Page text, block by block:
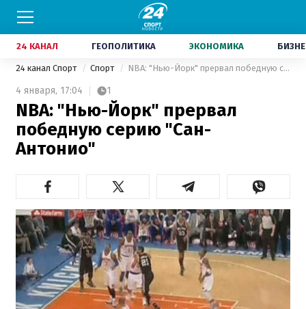
24 КАНАЛ ГЕОПОЛИТИКА ЭКОНОМИКА
24 канал Спорт Спорт NBA: "Нью-Йорк" прервал победную серию "Сан-Антонио"
4 января, 17:04 1
NBA: "Нью-Йорк" прервал
победную серию "Сан-
Антонио"